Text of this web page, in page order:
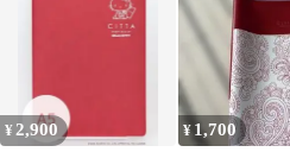
¥ 2,900 ¥ 1,700